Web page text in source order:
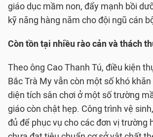
giáo dục mầm non, đẩy mạnh bồi
kỹ năng hàng năm cho đội ngũ cán
Còn tồn tại nhiều rào cản và thách
Theo ông Cao Thanh Tú, điều kiện
Bắc Trà My vẫn còn một số khó
diện tích sân chơi ở một số trường
giáo còn chật hẹp. Công trình vệ
đủ để phục vụ cho các đơn vị trường